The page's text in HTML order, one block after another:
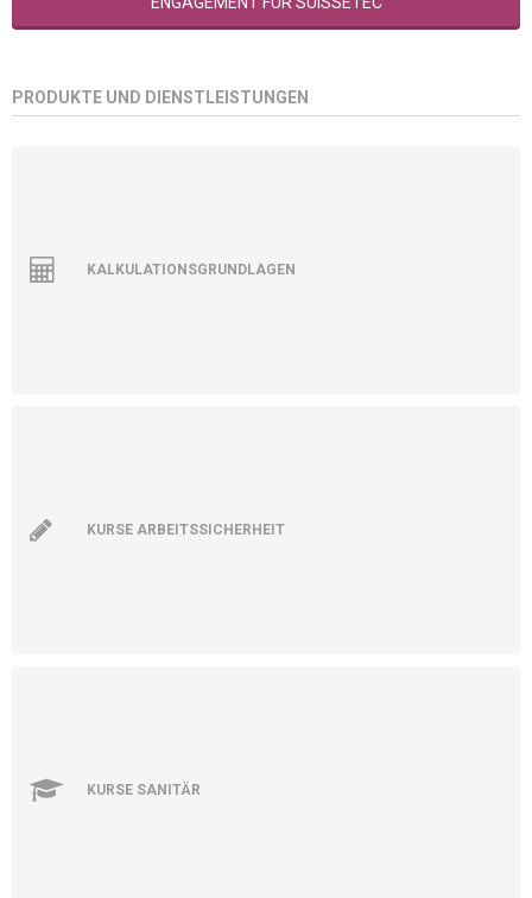
PRODUKTE UND DIENSTLEISTUNGEN
KALKULATIONSGRUNDLAGEN
KURSE ARBEITSSICHERHEIT
KURSE SANITÄR